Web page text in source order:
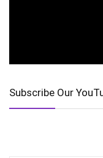
Subscribe Our